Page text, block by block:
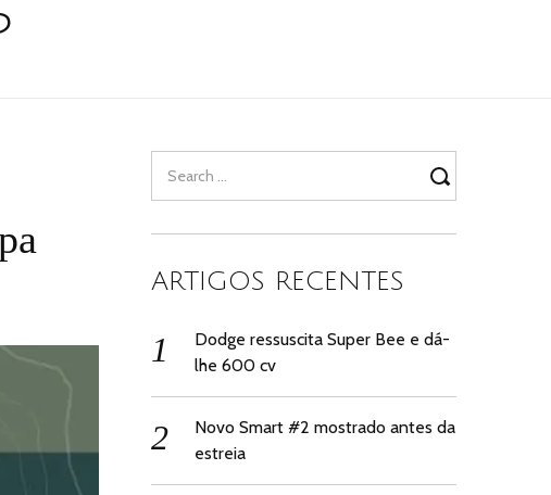
for:
ARTIGOS RECENTES
Dodge ressuscita Super Bee e dá-
lhe 600 cv
Novo Smart #2 mostrado antes da
estreia